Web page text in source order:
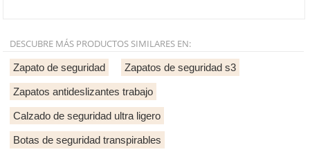
DESCUBRE MÁS PRODUCTOS SIMILARES EN:
Zapato de seguridad Zapatos de seguridad s3
Zapatos antideslizantes trabajo
Calzado de seguridad ultra ligero
Botas de seguridad transpirables